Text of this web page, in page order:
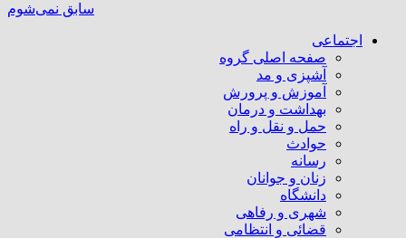
سابق نمی‌شوم
اجتماعی
صفحه اصلی گروه
آشپزی و مد
آموزش و پرورش
بهداشت و درمان
حمل و نقل و راه
حوادث
رسانه
زنان و جوانان
دانشگاه
شهری و رفاهی
قضائی و انتظامی